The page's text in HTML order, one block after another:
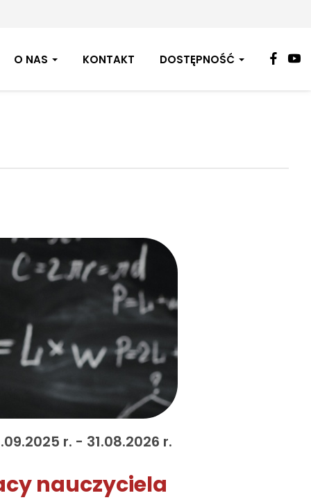
O NAS KONTAKT DOSTĘPNOŚĆ
r. - 31.08.2026 r.
nauczyciela